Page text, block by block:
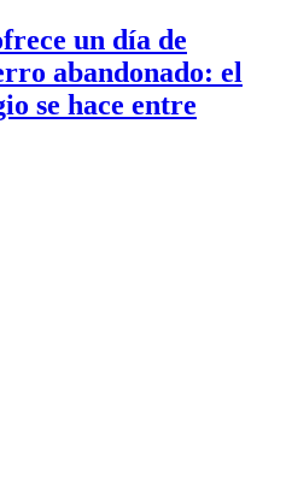
un día de
abandonado: el
se hace entre